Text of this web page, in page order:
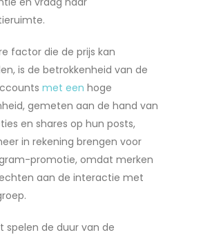
factor die de prijs kan
is de betrokkenheid van de
met een hoge
gemeten aan de hand van
en shares op hun posts,
in rekening brengen voor
promotie, omdat merken
aan de interactie met
spelen de duur van de